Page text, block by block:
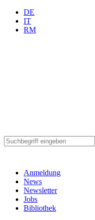
DE
IT
RM
Anmeldung
News
Newsletter
Jobs
Bibliothek